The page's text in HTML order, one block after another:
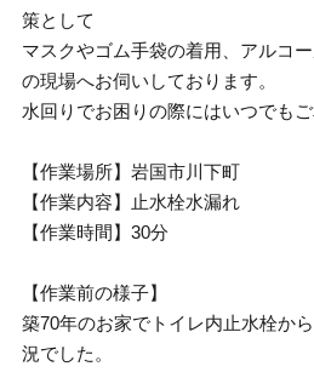
策として
マスクやゴム手袋の着用、アルコ
の現場へお伺いしております。
水回りでお困りの際にはいつでもご
【作業場所】岩国市川下町
【作業内容】止水栓水漏れ
【作業時間】30分
【作業前の様子】
築70年のお家でトイレ内止水栓か
況でした。